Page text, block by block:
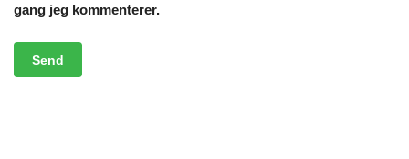
gang jeg kommenterer.